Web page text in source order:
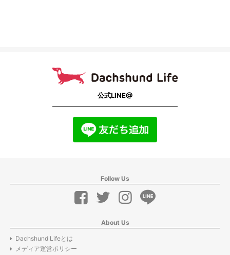
公式LINE@
Follow Us
About Us
Dachshund Lifeとは
メディア運営ポリシー